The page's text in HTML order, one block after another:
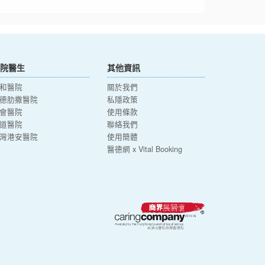
醫生
醫院
肋撒醫院
醫院
醫院
港安醫院
其他資訊
關於我們
私隱政策
使用條款
聯絡我們
使用簡體
醫德網 x Vital Booking